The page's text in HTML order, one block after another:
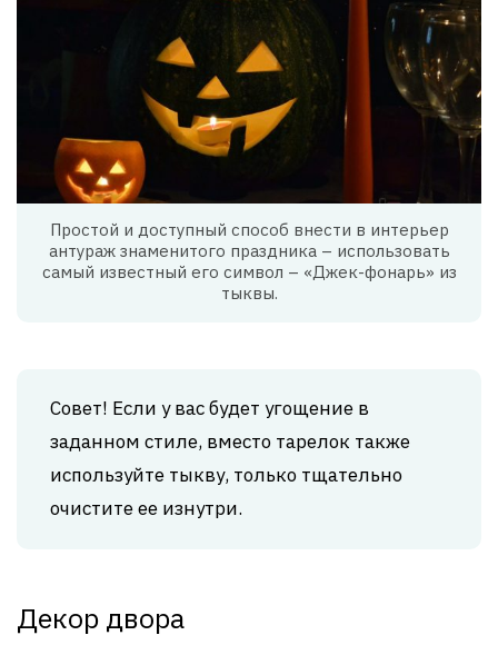
Простой и доступный способ внести в интерьер
антураж знаменитого праздника – использовать
самый известный его символ – «Джек-фонарь» из
тыквы.
Совет! Если у вас будет угощение в
заданном стиле, вместо тарелок также
используйте тыкву, только тщательно
очистите ее изнутри.
Декор двора